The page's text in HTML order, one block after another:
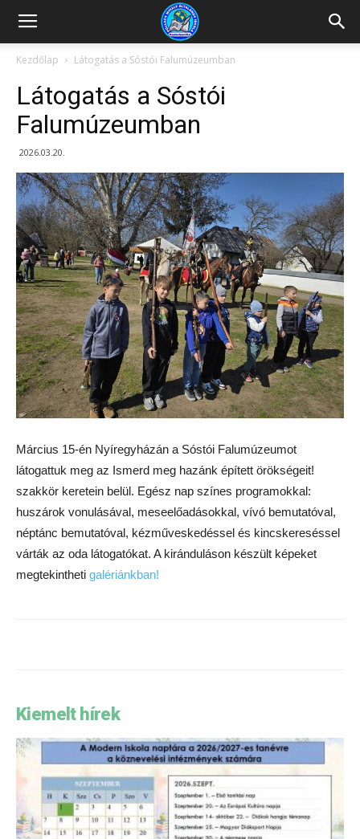
Kazincbarcikai
Pollack
Mihály
Általános
Iskola
Kezdőlap Látogatás a Sóstói Falumúzeumban
Látogatás a Sóstói
Falumúzeumban
2026.03.20.
Március 15-én Nyíregyházán a Sóstói Falumúzeumot
látogattuk meg az Ismerd meg hazánk épített örökségeit!
szakkör keretein belül. Egész nap színes programokkal:
huszárok vonulásával, meseelőadásokkal, vívó bemutatóval,
néptánc bemutatóval, kézműveskedéssel és kincskereséssel
várták az oda látogatókat. A kiránduláson készült képeket
megtekintheti galériánkban!
Kiemelt hírek